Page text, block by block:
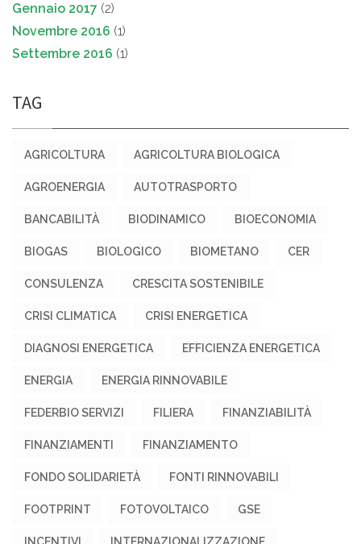
Gennaio 2017 (2)
Novembre 2016 (1)
Settembre 2016 (1)
TAG
AGRICOLTURA AGRICOLTURA BIOLOGICA
AGROENERGIA AUTOTRASPORTO
BANCABILITÀ BIODINAMICO BIOECONOMIA
BIOGAS BIOLOGICO BIOMETANO CER
CONSULENZA CRESCITA SOSTENIBILE
CRISI CLIMATICA CRISI ENERGETICA
DIAGNOSI ENERGETICA EFFICIENZA ENERGETICA
ENERGIA ENERGIA RINNOVABILE
FEDERBIO SERVIZI FILIERA FINANZIABILITÀ
FINANZIAMENTI FINANZIAMENTO
FONDO SOLIDARIETÀ FONTI RINNOVABILI
FOOTPRINT FOTOVOLTAICO GSE